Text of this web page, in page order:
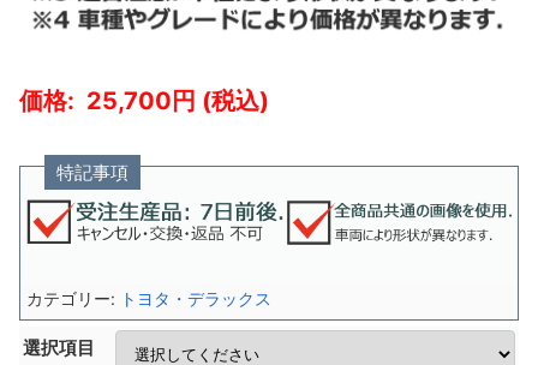
25,700
特記事項
選択項目
カテゴリー: トヨタ・デラックス